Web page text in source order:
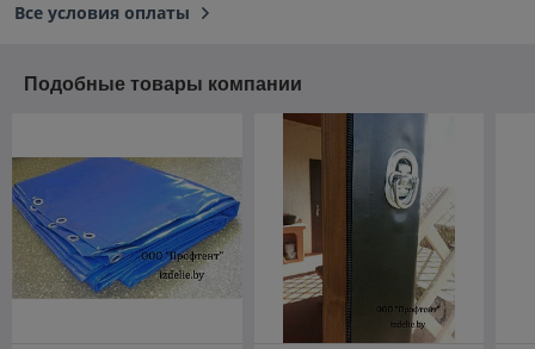
Все условия оплаты
Подобные товары компании